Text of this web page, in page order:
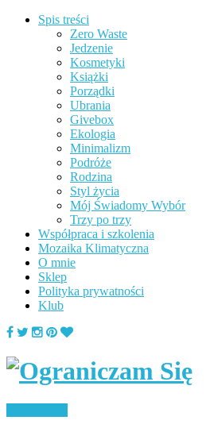
Spis treści
Zero Waste
Jedzenie
Kosmetyki
Książki
Porządki
Ubrania
Givebox
Ekologia
Minimalizm
Podróże
Rodzina
Styl życia
Mój Świadomy Wybór
Trzy po trzy
Współpraca i szkolenia
Mozaika Klimatyczna
O mnie
Sklep
Polityka prywatności
Klub